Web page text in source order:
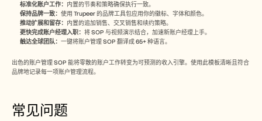
标准化账户工作： 内置的节奏和策略确保执行一致。
保持品牌一致： 使用 Trupeer 的品牌工具包应用你的徽标、字体和颜色。
推动扩展和留存： 内置的追加销售、交叉销售和续约策略。
更快完成账户经理入职： 将 SOP 与视频演示结合，加速新账户经理上手。
触达全球团队： 一键将账户管理 SOP 翻译成 65+ 种语言。
出色的账户管理 SOP 能将零散的账户工作转变为可预测的收入引擎。使用此模板清晰且符合
品牌地记录每一项账户管理流程。
常见问题